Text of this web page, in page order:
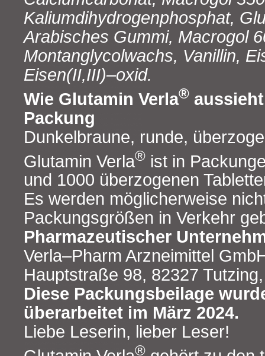
Kaliumdihydrogenphosphat,
Arabisches Gummi, Macrogol
Montanglycolwachs, Vanillin,
Eisen(II,III)‒oxid.
Wie Glutamin Verla®
Packung
Dunkelbraune, runde,
Glutamin Verla® ist in
und 1000 überzogenen
Es werden möglicherweise
Packungsgrößen in Verkehr
Pharmazeutischer
Verla‒Pharm Arzneimittel
Hauptstraße 98, 82327
Diese Packungsbeilage
überarbeitet im März 2024.
Liebe Leserin, lieber Leser!
®